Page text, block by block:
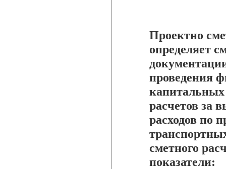
Проектно
определяет
проведения
капитальных
расчетов за
расходов по
сметного
показатели: